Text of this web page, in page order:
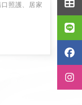
照護、居家